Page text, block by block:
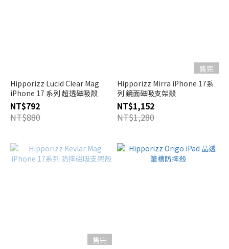
Hipporizz Lucid Clear Mag
iPhone 17 系列 超透磁吸殼
NT$792
NT$880
售完
Hipporizz Mirra iPhone 17系
列 鏡面磁吸支架殼
NT$1,152
NT$1,280
售完